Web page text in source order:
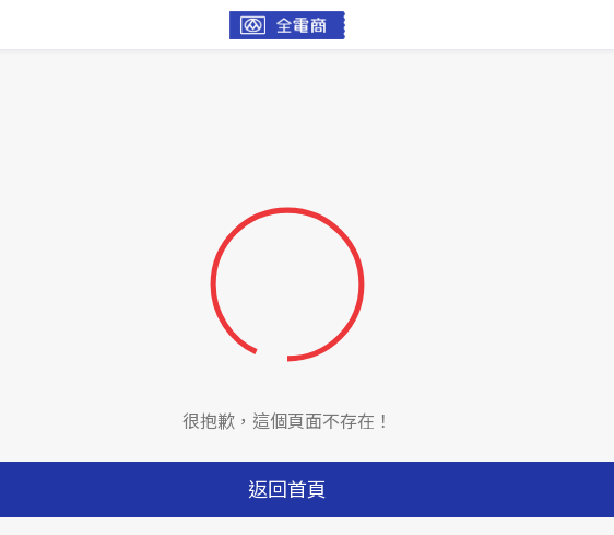
很抱歉，這個頁面不存在！
返回首頁